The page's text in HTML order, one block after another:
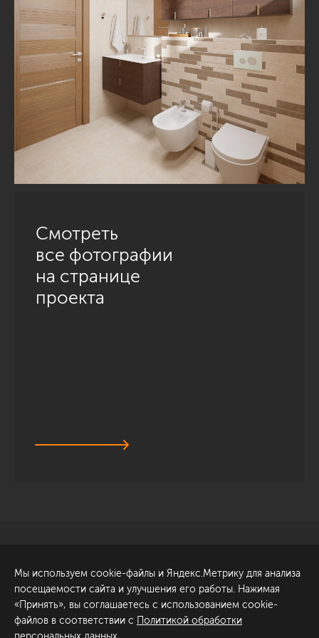
Смотреть
все фотографии
на странице
проекта
Обсудить проект
ул. Академика Павлова, 6
к1
+7 (812) 200-95-55
Мы используем cookie-файлы и Яндекс.Метрику для анализа
посещаемости сайта и улучшения его работы. Нажимая
«Принять», вы соглашаетесь с использованием cookie-
файлов в соответствии с Политикой обработки